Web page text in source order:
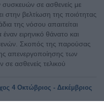
σε ασθενείς με
στην βελτίωση της ποιότητας
της νόσου απαιτείται
ειρηνικό θάνατο και
Σκοπός της παρούσας
απενεργοποίησης των
ασθενείς τελικού
4 Οκτώβριος - Δεκέμβριος